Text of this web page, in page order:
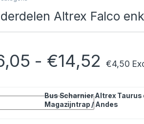
Altrex Falco
- €14,52 €4,50
Bus Scharnier Altrex Taurus
Magazijntrap / Andes